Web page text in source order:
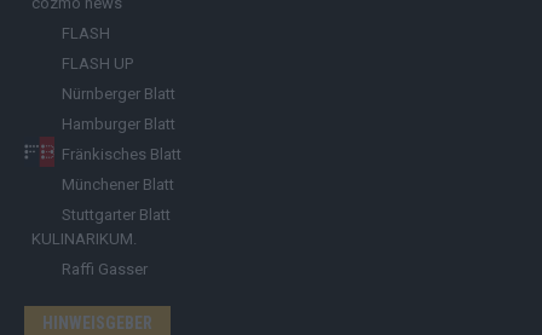
FLASH
FLASH UP
Nürnberger Blatt
Hamburger Blatt
Fränkisches Blatt
Münchener Blatt
Stuttgarter Blatt
KULINARIKUM.
Raffi Gasser
HINWEISGEBER